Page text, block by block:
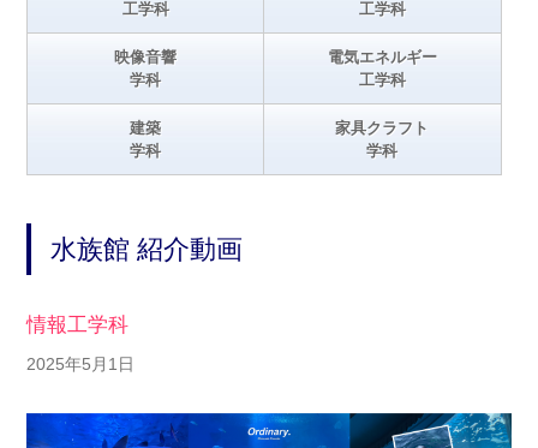
工学科
工学科
映像音響
学科
電気エネルギー
工学科
建築
学科
家具クラフト
学科
水族館 紹介動画
情報工学科
2025年5月1日